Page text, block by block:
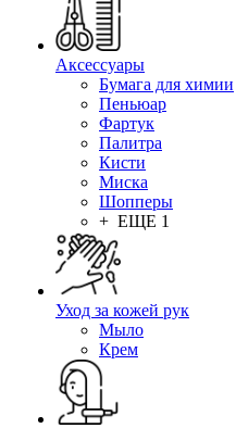
Аксессуары
Бумага для химии
Пеньюар
Фартук
Палитра
Кисти
Миска
Шопперы
+ ЕЩЕ 1
Уход за кожей рук
Мыло
Крем